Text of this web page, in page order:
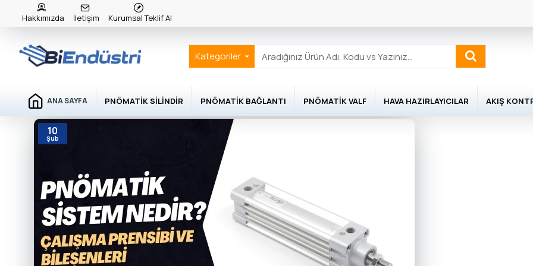
Hakkımızda İletişim Kurumsal Teklif Al
Kategoriler
ANA SAYFA PNÖMATIK SILINDIR PNÖMATIK BAĞLANTI PNÖMATIK VALF HAVA HAZIRLAYICILAR AKIŞ
10
Şub